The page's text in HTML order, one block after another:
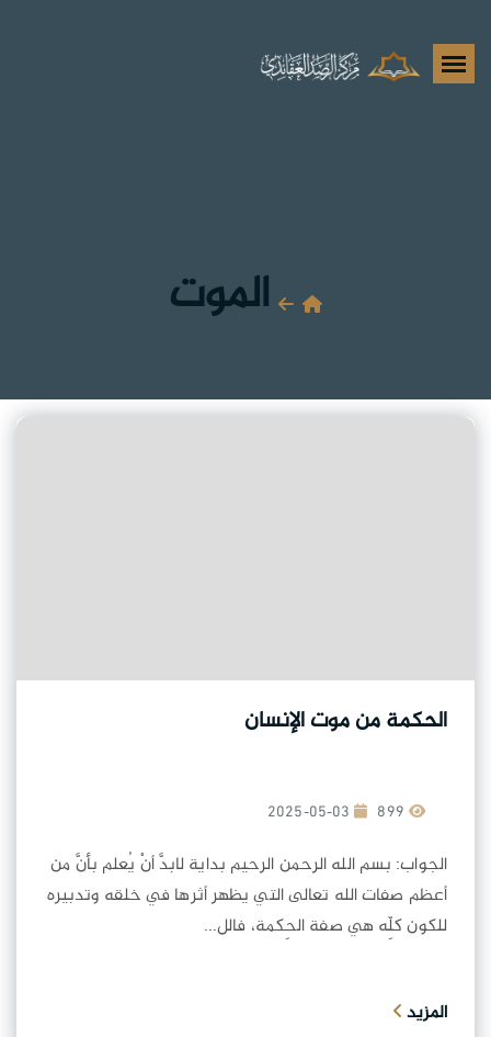
الموت
الحكمة من موت الإنسان
2025-05-03
الجواب: بسم الله الرحمن الرحيم بداية لابدَّ أنْ يُعلم بأنَّ من
أعظم صفات الله تعالى التي يظهر أثرها في خلقه وتدبيره
للكون كلِّه هي صفة الحِكمة، فالل...
المزيد